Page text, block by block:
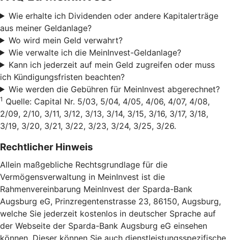
Wie erhalte ich Dividenden oder andere Kapitalerträge
aus meiner Geldanlage?
Wo wird mein Geld verwahrt?
Wie verwalte ich die MeinInvest-Geldanlage?
Kann ich jederzeit auf mein Geld zugreifen oder muss
ich Kündigungsfristen beachten?
Wie werden die Gebühren für MeinInvest abgerechnet?
1 Quelle: Capital Nr. 5/03, 5/04, 4/05, 4/06, 4/07, 4/08,
2/09, 2/10, 3/11, 3/12, 3/13, 3/14, 3/15, 3/16, 3/17, 3/18,
3/19, 3/20, 3/21, 3/22, 3/23, 3/24, 3/25, 3/26.
Rechtlicher Hinweis
Allein maßgebliche Rechtsgrundlage für die
Vermögensverwaltung in MeinInvest ist die
Rahmenvereinbarung MeinInvest der Sparda-Bank
Augsburg eG, Prinzregentenstrasse 23, 86150, Augsburg,
welche Sie jederzeit kostenlos in deutscher Sprache auf
der Webseite der Sparda-Bank Augsburg eG einsehen
können. Dieser können Sie auch dienstleistungsspezifische